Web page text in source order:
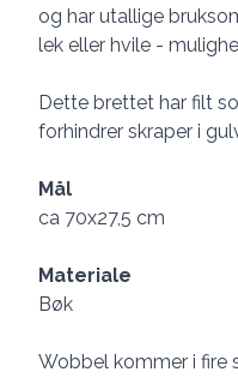
og har utallige
lek eller hvile -
Dette brettet har filt
forhindrer skraper i
Mål
ca 70x27,5 cm
Materiale
Bøk
Wobbel kommer i fire